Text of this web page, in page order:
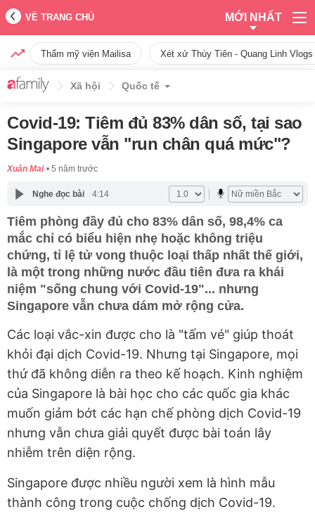
VỀ TRANG CHỦ MỚI NHẤT
Thẩm mỹ viện Mailisa Xét xử Thùy Tiên - Quang Linh
Xã hội Quốc tế
Covid-19: Tiêm đủ 83% dân số, tại sao
Singapore vẫn "run chân quá mức"?
Xuân Mai 5 năm trước
Nghe đọc bài 4:14
Tiêm phòng đầy đủ cho 83% dân số, 98,4% ca
mắc chỉ có biểu hiện nhẹ hoặc không triệu
chứng, tỉ lệ tử vong thuộc loại thấp nhất thế giới,
là một trong những nước đầu tiên đưa ra khái
niệm "sống chung với Covid-19"... nhưng
Singapore vẫn chưa dám mở rộng cửa.
Các loại vắc-xin được cho là "tấm vé" giúp thoát
khỏi đại dịch Covid-19. Nhưng tại Singapore, mọi
thứ đã không diễn ra theo kế hoạch. Kinh nghiệm
của Singapore là bài học cho các quốc gia khác
muốn giảm bớt các hạn chế phòng dịch Covid-19
nhưng vẫn chưa giải quyết được bài toán lây
nhiễm trên diện rộng.
Singapore được nhiều người xem là hình mẫu
thành công trong cuộc chống dịch Covid-19.